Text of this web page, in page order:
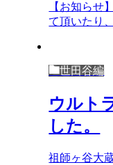
【お知らせ
て頂いたり
世田谷編
ウルト
した。
祖師ヶ谷大